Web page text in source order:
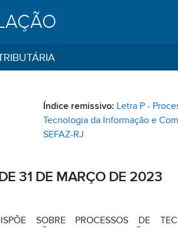
Índice remissivo: Letra P -
Tecnologia da Informação e
SEFAZ-RJ
31 DE MARÇO DE 2023
SOBRE PROCESSOS DE